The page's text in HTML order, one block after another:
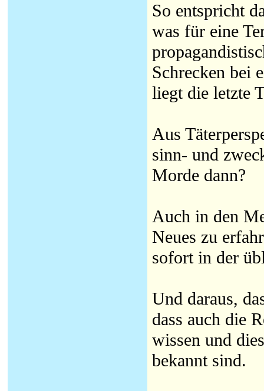
So entspricht
was für eine
Schrecken bei
liegt die letzte
Aus
sinn- und
Morde dann?
Auch in den
Neues zu
sofort in der
Und daraus,
dass auch die
wissen und
bekannt sind.